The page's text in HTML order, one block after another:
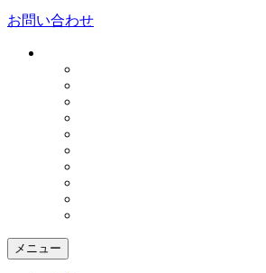
お問い合わせ
メニュー